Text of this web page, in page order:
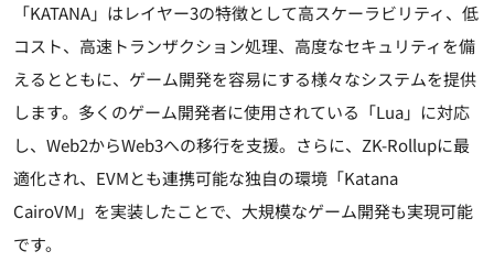
「KATANA」はレイヤー3の特徴として高スケーラビリティ、低
コスト、高速トランザクション処理、高度なセキュリティを備
えるとともに、ゲーム開発を容易にする様々なシステムを提供
します。多くのゲーム開発者に使用されている「Lua」に対応
し、Web2からWeb3への移行を支援。さらに、ZK-Rollupに最
適化され、EVMとも連携可能な独自の環境「Katana
CairoVM」を実装したことで、大規模なゲーム開発も実現可能
です。